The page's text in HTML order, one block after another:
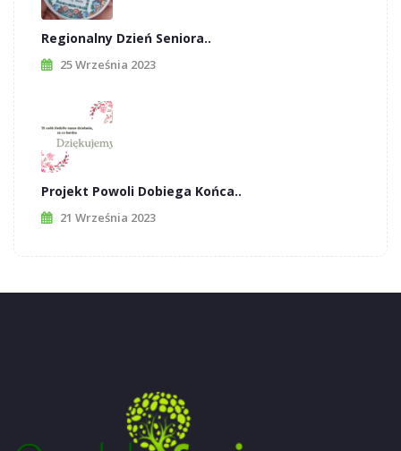
Regionalny Dzień Seniora..
25 Września 2023
Projekt Powoli Dobiega Końca..
21 Września 2023